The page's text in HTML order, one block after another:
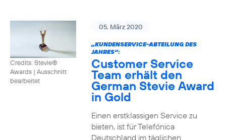
Credits: Stevie®
Awards | Ausschnitt
bearbeitet
05. März 2020
„KUNDENSERVICE-ABTEILUNG DES
JAHRES“:
Customer Service
Team erhält den
German Stevie Award
in Gold
Einen erstklassigen Service zu
bieten, ist für Telefónica
Deutschland im täglichen